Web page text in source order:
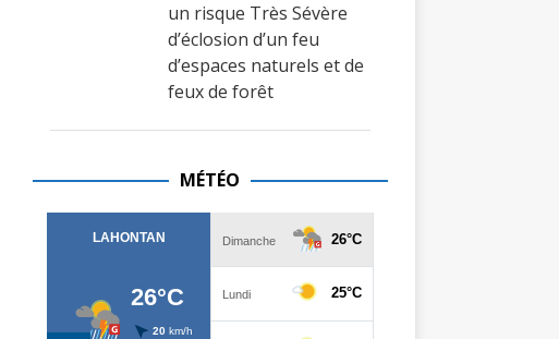
un risque Très Sévère
d’éclosion d’un feu
d’espaces naturels et de
feux de forêt
MÉTÉO